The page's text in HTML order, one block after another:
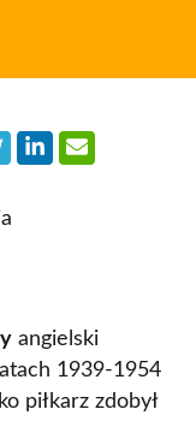
angielski
1939-1954
piłkarz zdobył